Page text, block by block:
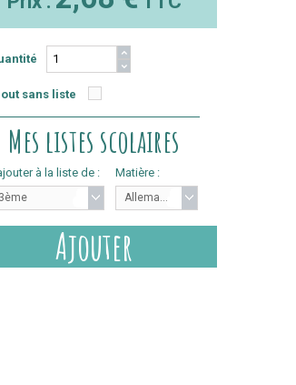
sans liste
Mes listes scolaires
à la liste de :
3ème
Matière :
Allemand
Ajouter